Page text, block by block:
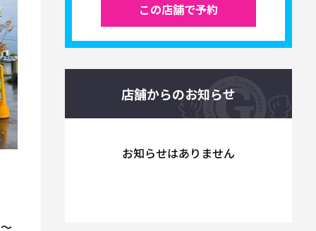
この店舗で予約
店舗からのお知らせ
お知らせはありません